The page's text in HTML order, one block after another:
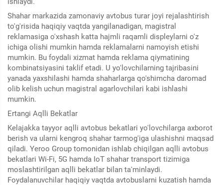
Shahar markazida zamonaviy avtobus turar joyi rejalashtirish
to'g'risida haqiqiy vaqtda yangilanadigan, magistral
reklamasiga o'xshash katta hajmli raqamli displeylarni o'z
ichiga olishi mumkin hamda reklamalarni namoyish etishi
mumkin. Bu foydali xizmat hamda reklama qiymatining
kombinatsiyasini taklif etadi. U yo'lovchilarning tajribasini
yanada yaxshilashi hamda shaharlarga qo'shimcha daromad
olib kelish uchun magistral agarlovchilari kabi ishlashi
mumkin.
Ertangi Aqlli Bekatlar
Kelajakka tayyor aqlli avtobus bekatlari yo'lovchilarga axborot
berish va ularni kengroq shahar tarmog'iga ulashishni maqsad
qiladi. Yeroo Group tomonidan ishlab chiqilgan aqlli avtobus
bekatlari Wi-Fi, 5G hamda IoT shahar transport tizimiga
moslashtirilgan aqlli bekatlar bilan ta'minlaydi.
Foydalanuvchilar haqiqiy vaqtda avtobuslarni kuzatish hamda